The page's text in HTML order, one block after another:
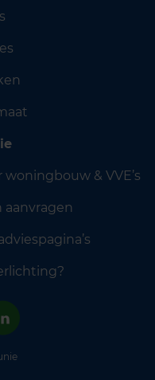
& VVE’s
aanvragen